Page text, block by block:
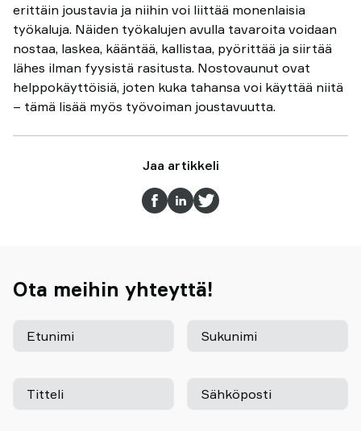
erittäin joustavia ja niihin voi liittää monenlaisia
työkaluja. Näiden työkalujen avulla tavaroita voidaan
nostaa, laskea, kääntää, kallistaa, pyörittää ja siirtää
lähes ilman fyysistä rasitusta. Nostovaunut ovat
helppokäyttöisiä, joten kuka tahansa voi käyttää niitä
– tämä lisää myös työvoiman joustavuutta.
Jaa artikkeli
Ota meihin yhteyttä!
Etunimi Sukunimi
Titteli Sähköposti